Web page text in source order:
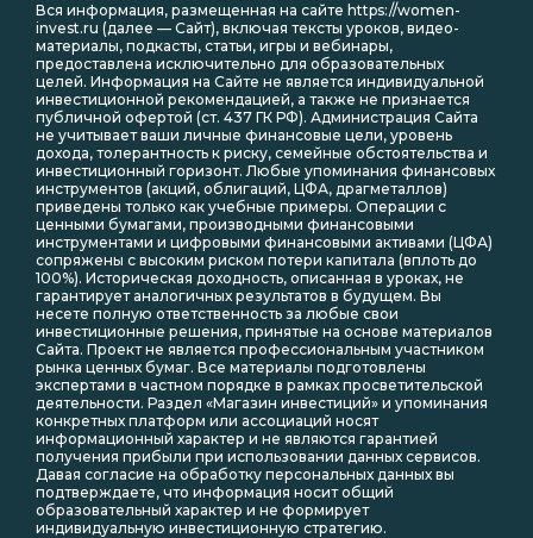
Вся информация, размещенная на сайте https://women-
invest.ru (далее — Сайт), включая тексты уроков, видео-
материалы, подкасты, статьи, игры и вебинары,
предоставлена исключительно для образовательных
целей. Информация на Сайте не является индивидуальной
инвестиционной рекомендацией, а также не признается
публичной офертой (ст. 437 ГК РФ). Администрация Сайта
не учитывает ваши личные финансовые цели, уровень
дохода, толерантность к риску, семейные обстоятельства и
инвестиционный горизонт. Любые упоминания финансовых
инструментов (акций, облигаций, ЦФА, драгметаллов)
приведены только как учебные примеры. Операции с
ценными бумагами, производными финансовыми
инструментами и цифровыми финансовыми активами (ЦФА)
сопряжены с высоким риском потери капитала (вплоть до
100%). Историческая доходность, описанная в уроках, не
гарантирует аналогичных результатов в будущем. Вы
несете полную ответственность за любые свои
инвестиционные решения, принятые на основе материалов
Сайта. Проект не является профессиональным участником
рынка ценных бумаг. Все материалы подготовлены
экспертами в частном порядке в рамках просветительской
деятельности. Раздел «Магазин инвестиций» и упоминания
конкретных платформ или ассоциаций носят
информационный характер и не являются гарантией
получения прибыли при использовании данных сервисов.
Давая согласие на обработку персональных данных вы
подтверждаете, что информация носит общий
образовательный характер и не формирует
индивидуальную инвестиционную стратегию.